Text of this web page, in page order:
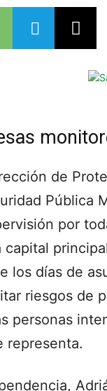
de
Pública
por
capital
los días de
riesgos de
personas
representa.